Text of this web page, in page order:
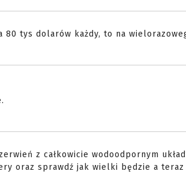
80 tys dolarów każdy, to na
z całkowicie wodoodpornym
oraz sprawdź jak wielki będzie a teraz